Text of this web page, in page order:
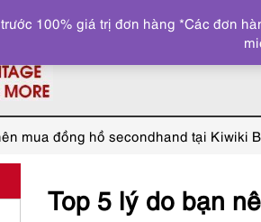
mua đồng hồ secondhand tại Kiwiki
Top 5 lý do bạn
100% giá trị đơn hàng *Các đơn